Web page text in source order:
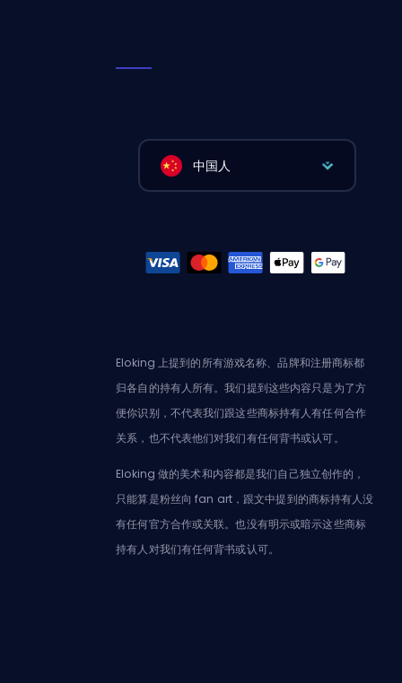
中国人
Eloking 上提到的所有游戏名称、品牌和注册商标都
归各自的持有人所有。我们提到这些内容只是为了方
便你识别，不代表我们跟这些商标持有人有任何合作
关系，也不代表他们对我们有任何背书或认可。
Eloking 做的美术和内容都是我们自己独立创作的，
只能算是粉丝向 fan art，跟文中提到的商标持有人没
有任何官方合作或关联。也没有明示或暗示这些商标
持有人对我们有任何背书或认可。